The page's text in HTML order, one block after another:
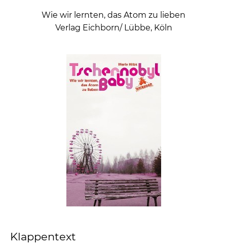
Wie wir lernten, das Atom zu lieben
Verlag Eichborn/ Lübbe, Köln
Klappentext